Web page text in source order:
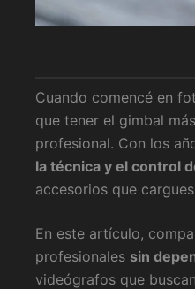
Cuando comencé en
que tener el gimbal
profesional. Con los
la técnica y el control
accesorios que
En este artículo,
profesionales sin
videógrafos que